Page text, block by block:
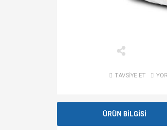
TAVSİYE ET
ÜRÜN BİLGİSİ